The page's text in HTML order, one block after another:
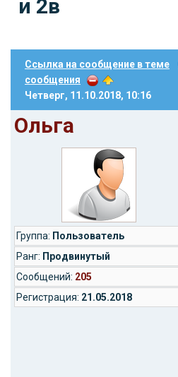
и 2в
Ссылка на сообщение в теме
сообщения
Четверг, 11.10.2018, 10:16
Ольга
Группа: Пользователь
Ранг: Продвинутый
Cообщений: 205
Регистрация: 21.05.2018